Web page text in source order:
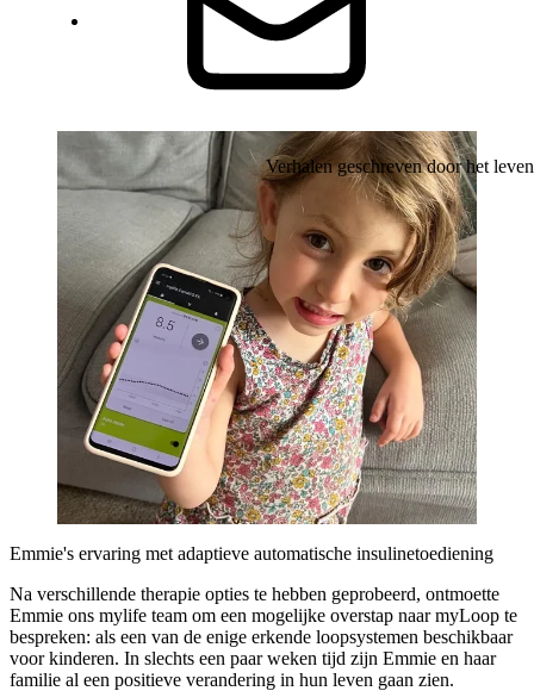
Verhalen geschreven door het leven
Emmie's ervaring met adaptieve automatische insulinetoediening
Na verschillende therapie opties te hebben geprobeerd, ontmoette
Emmie ons mylife team om een mogelijke overstap naar myLoop te
bespreken: als een van de enige erkende loopsystemen beschikbaar
voor kinderen. In slechts een paar weken tijd zijn Emmie en haar
familie al een positieve verandering in hun leven gaan zien.